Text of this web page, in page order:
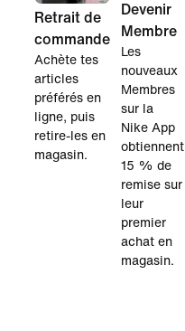
Retrait de
commande
Achète tes
articles
préférés en
ligne, puis
retire-les en
magasin.
Devenir
Membre
Les
nouveaux
Membres
sur la
Nike App
obtiennent
15 % de
remise sur
leur
premier
achat en
magasin.